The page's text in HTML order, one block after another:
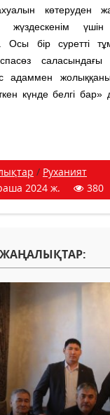
көтеруден
жүздескенім
Осы бір суретті
адаммен
күнде белгі бар»
/ Руханият
2024 ж.
380